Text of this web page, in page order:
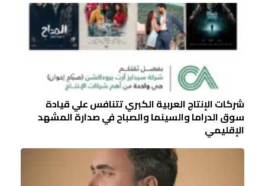
شركات الإنتاج العربية الكبري تتنافس علي قيادة
سوق الدراما والسينما والصباح في صدارة المشهد
الإقليمي